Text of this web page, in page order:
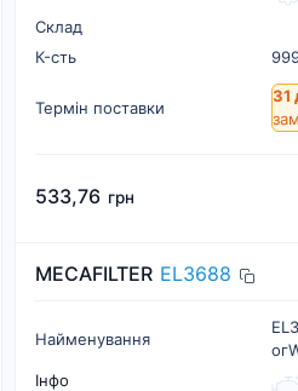
Склад
К-cть
Термін поставки
31
533,76 грн
MECAFILTER EL3688
Найменування
Інфо